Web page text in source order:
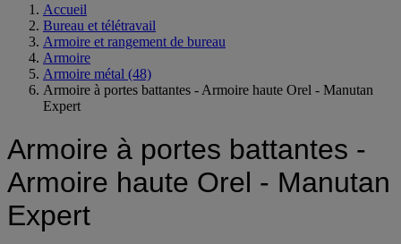
Accueil
Bureau et télétravail
Armoire et rangement de bureau
Armoire
Armoire métal (48)
Armoire à portes battantes - Armoire haute Orel - Manutan
Expert
Armoire à portes battantes -
Armoire haute Orel - Manutan
Expert